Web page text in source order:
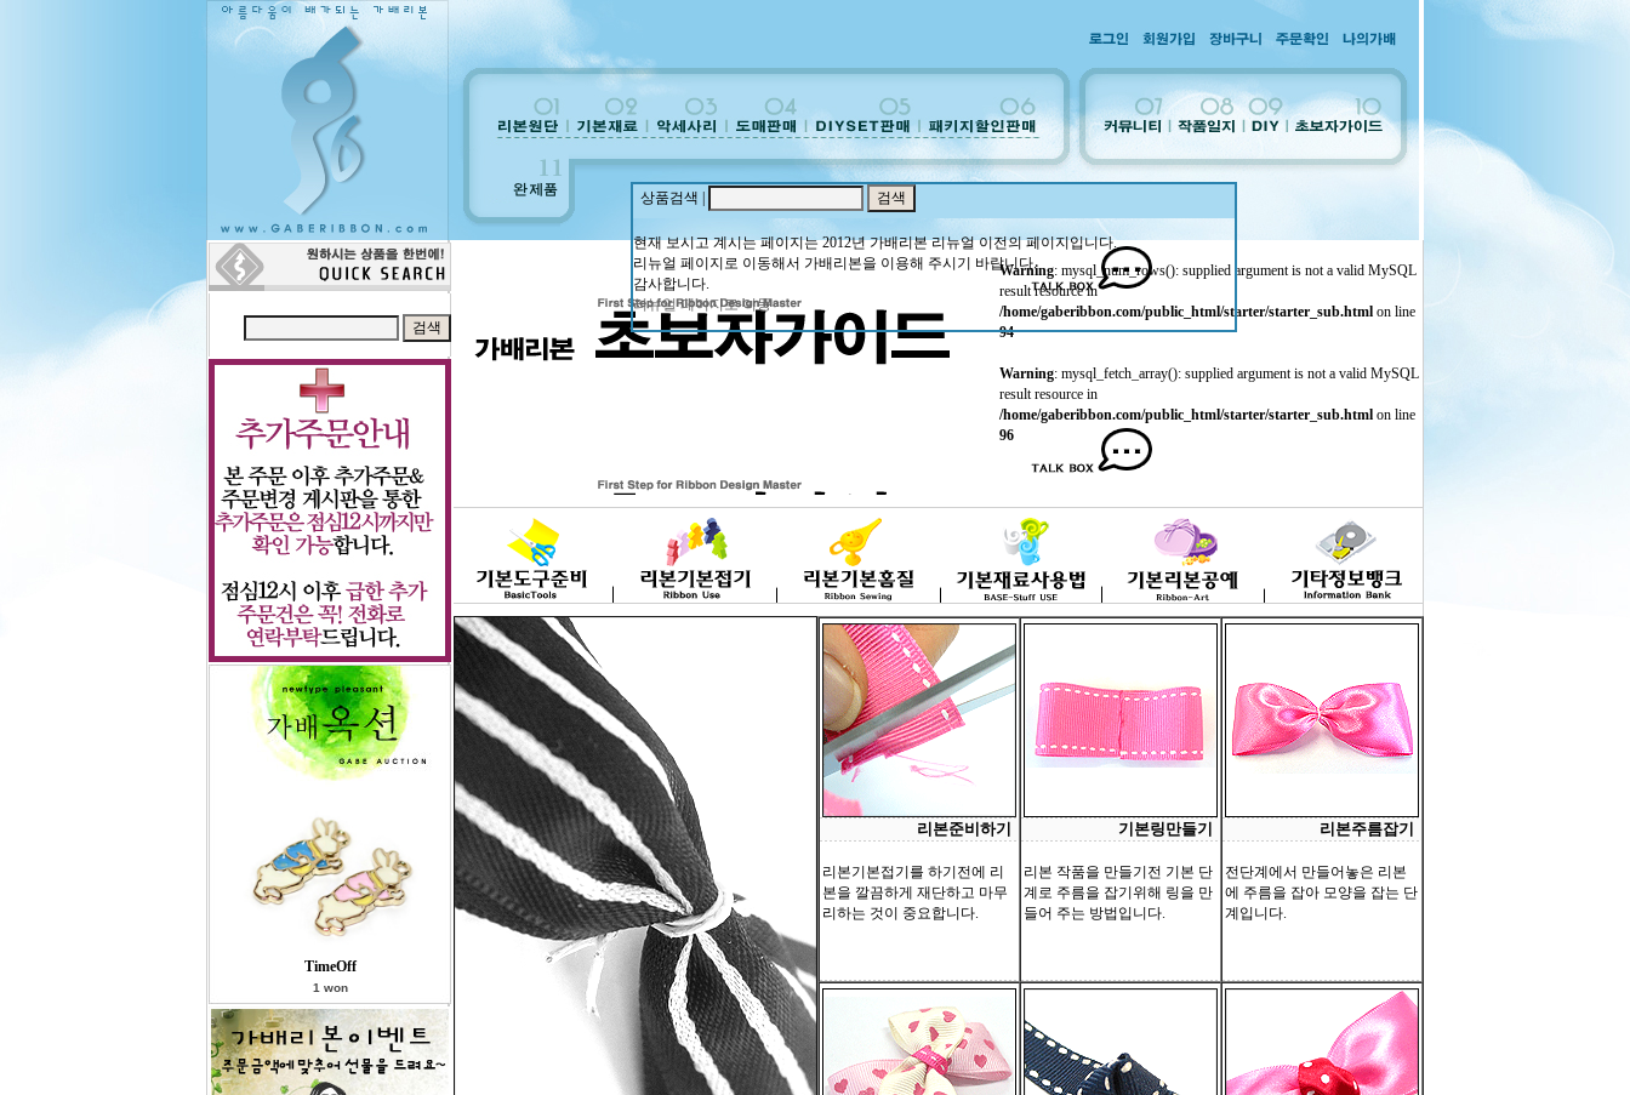
상품검색 |
현재 보시고 계시는 페이지는 2012년 가배리본 리뉴얼 이전의 페이지입니다.
리뉴얼 페이지로 이동해서 가배리본을 이용해 주시기 바랍니다.
감사합니다.
리뉴얼 페이지로 이동
TimeOff
1 won
Warning: mysql_num_rows(): supplied argument is not a valid MySQL
result resource in
/home/gaberibbon.com/public_html/starter/starter_sub.html on line
94
Warning: mysql_fetch_array(): supplied argument is not a valid MySQL
result resource in
/home/gaberibbon.com/public_html/starter/starter_sub.html on line
96
리본준비하기
리본기본접기를 하기전에 리
본을 깔끔하게 재단하고 마무
리하는 것이 중요합니다.
기본링만들기
리본 작품을 만들기전 기본 단
계로 주름을 잡기위해 링을 만
들어 주는 방법입니다.
리본주름잡기
전단계에서 만들어놓은 리본
에 주름을 잡아 모양을 잡는 단
계입니다.